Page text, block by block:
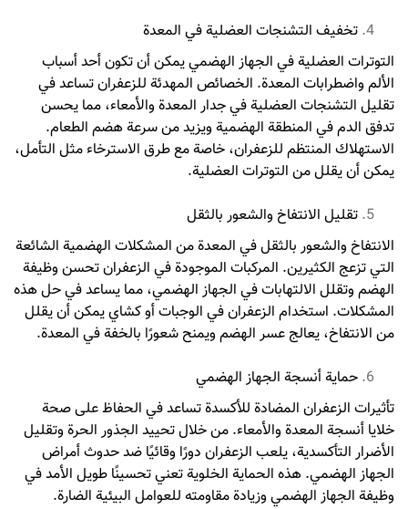
تخفيف التشنجات العضلية في المعدة
التوترات العضلية في الجهاز الهضمي يمكن أن تكون أحد أسباب
الألم واضطرابات المعدة. الخصائص المهدئة للزعفران تساعد في
تقليل التشنجات العضلية في جدار المعدة والأمعاء، مما يحسن
تدفق الدم في المنطقة الهضمية ويزيد من سرعة هضم الطعام.
الاستهلاك المنتظم للزعفران، خاصة مع طرق الاسترخاء مثل التأمل،
يمكن أن يقلل من التوترات العضلية.
تقليل الانتفاخ والشعور بالثقل
الانتفاخ والشعور بالثقل في المعدة من المشكلات الهضمية الشائعة
التي تزعج الكثيرين. المركبات الموجودة في الزعفران تحسن وظيفة
الهضم وتقلل الالتهابات في الجهاز الهضمي، مما يساعد في حل هذه
المشكلات. استخدام الزعفران في الوجبات أو كشاي يمكن أن يقلل
من الانتفاخ، يعالج عسر الهضم ويمنح شعورًا بالخفة في المعدة.
حماية أنسجة الجهاز الهضمي
تأثيرات الزعفران المضادة للأكسدة تساعد في الحفاظ على صحة
خلايا أنسجة المعدة والأمعاء. من خلال تحييد الجذور الحرة وتقليل
الأضرار التأكسدية، يلعب الزعفران دورًا وقائيًا ضد حدوث أمراض
الجهاز الهضمي. هذه الحماية الخلوية تعني تحسينًا طويل الأمد في
وظيفة الجهاز الهضمي وزيادة مقاومته للعوامل البيئية الضارة.